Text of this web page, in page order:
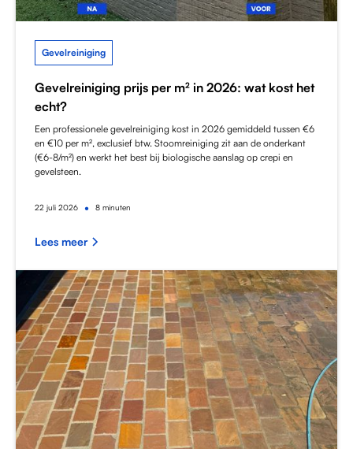
Gevelreiniging
Gevelreiniging prijs per m² in 2026: wat kost het
echt?
Een professionele gevelreiniging kost in 2026 gemiddeld tussen €6
en €10 per m², exclusief btw. Stoomreiniging zit aan de onderkant
(€6-8/m²) en werkt het best bij biologische aanslag op crepi en
gevelsteen.
22 juli 2026 • 8 minuten
Lees meer